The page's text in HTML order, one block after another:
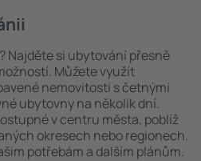
Najděte si ubytování přesně
Můžete využít
nemovitosti s četnými
ubytovny na několik dní.
v centru města, poblíž
okresech nebo regionech.
potřebám a dalším plánům.